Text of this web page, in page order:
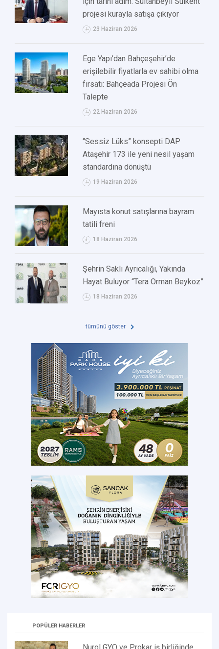
projesi kurayla satışa çıkıyor
23 Haziran 2026
Ege Yapı’dan Bahçeşehir’de
erişilebilir fiyatlarla ev sahibi olma
fırsatı: Bahçeada Projesi Ön
Talepte
22 Haziran 2026
“Sessiz Lüks” konsepti DAP
Ataşehir 173 ile yeni nesil yaşam
standardına dönüştü
19 Haziran 2026
Mayısta konut satışlarına bayram
tatili freni
18 Haziran 2026
Şehrin Saklı Ayrıcalığı, Yakında
Hayat Buluyor “Tera Orman Beykoz”
18 Haziran 2026
tümünü göster
POPÜLER HABERLER